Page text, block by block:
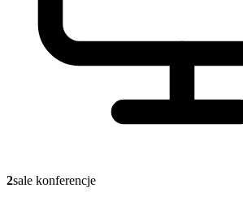
2sale konferencje